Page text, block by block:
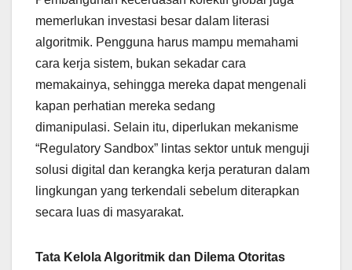
memerlukan investasi besar dalam literasi
algoritmik. Pengguna harus mampu memahami
cara kerja sistem, bukan sekadar cara
memakainya, sehingga mereka dapat mengenali
kapan perhatian mereka sedang
dimanipulasi. Selain itu, diperlukan mekanisme
“Regulatory Sandbox” lintas sektor untuk menguji
solusi digital dan kerangka kerja peraturan dalam
lingkungan yang terkendali sebelum diterapkan
secara luas di masyarakat.
Tata Kelola Algoritmik dan Dilema Otoritas